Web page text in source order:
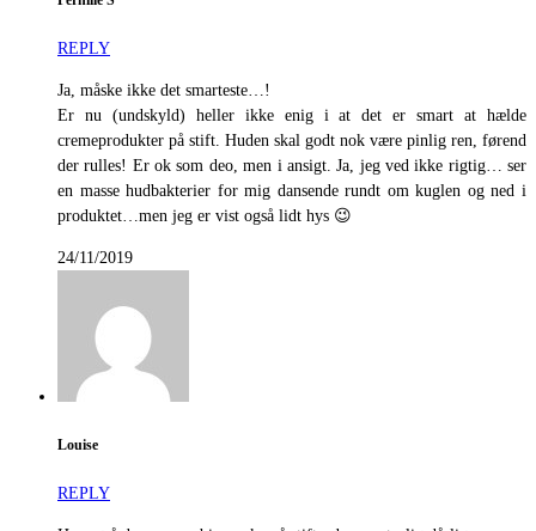
REPLY
Ja, måske ikke det smarteste…!
Er nu (undskyld) heller ikke enig i at det er smart at hælde
cremeprodukter på stift. Huden skal godt nok være pinlig ren, førend
der rulles! Er ok som deo, men i ansigt. Ja, jeg ved ikke rigtig… ser
en masse hudbakterier for mig dansende rundt om kuglen og ned i
produktet…men jeg er vist også lidt hys 😉
24/11/2019
Louise
REPLY